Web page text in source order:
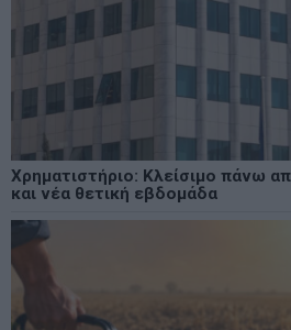
Χρηματιστήριο: Κλείσιμο πάνω
και νέα θετική εβδομάδα